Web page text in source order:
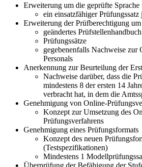
Erweiterung um die geprüfte Sprache
ein einsatzfähiger Prüfungssatz
Erweiterung der Prüfberechtigung
geändertes Prüfstellenhandbuch
Prüfungssätze
gegebenenfalls Nachweise zur
Personals
Anerkennung zur Beurteilung der
Nachweise darüber, dass die
mindestens 8 der ersten 14
verbracht hat, in dem die
Genehmigung von Online-
Konzept zur Umsetzung des
Prüfungsverfahrens
Genehmigung eines Prüfungsformats
Konzept des neuen
(Testspezifikationen)
Mindestens 1
Überprüfung der Befähigung der